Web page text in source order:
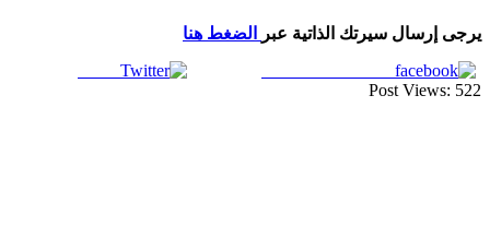
يرجى إرسال سيرتك الذاتية عبر
الضغط هنا
Post Views: 522